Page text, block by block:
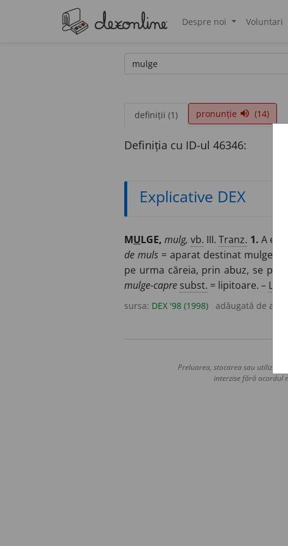
Despre noi Voluntari
definiții (1) pronunție volume_up (14)
Definiția cu ID-ul 46346:
Explicative DEX
MULGE, mulg, vb. III.Tranz. 1. A
de muls = aparat destinat mulgerii
pe urma căreia, prin abuz, se pot
mulge-capre subst. = lipitoare. – Lat.
sursa: DEX '98 (1998) adăugată de
Preluarea, stocarea sau
interzise fără acordul